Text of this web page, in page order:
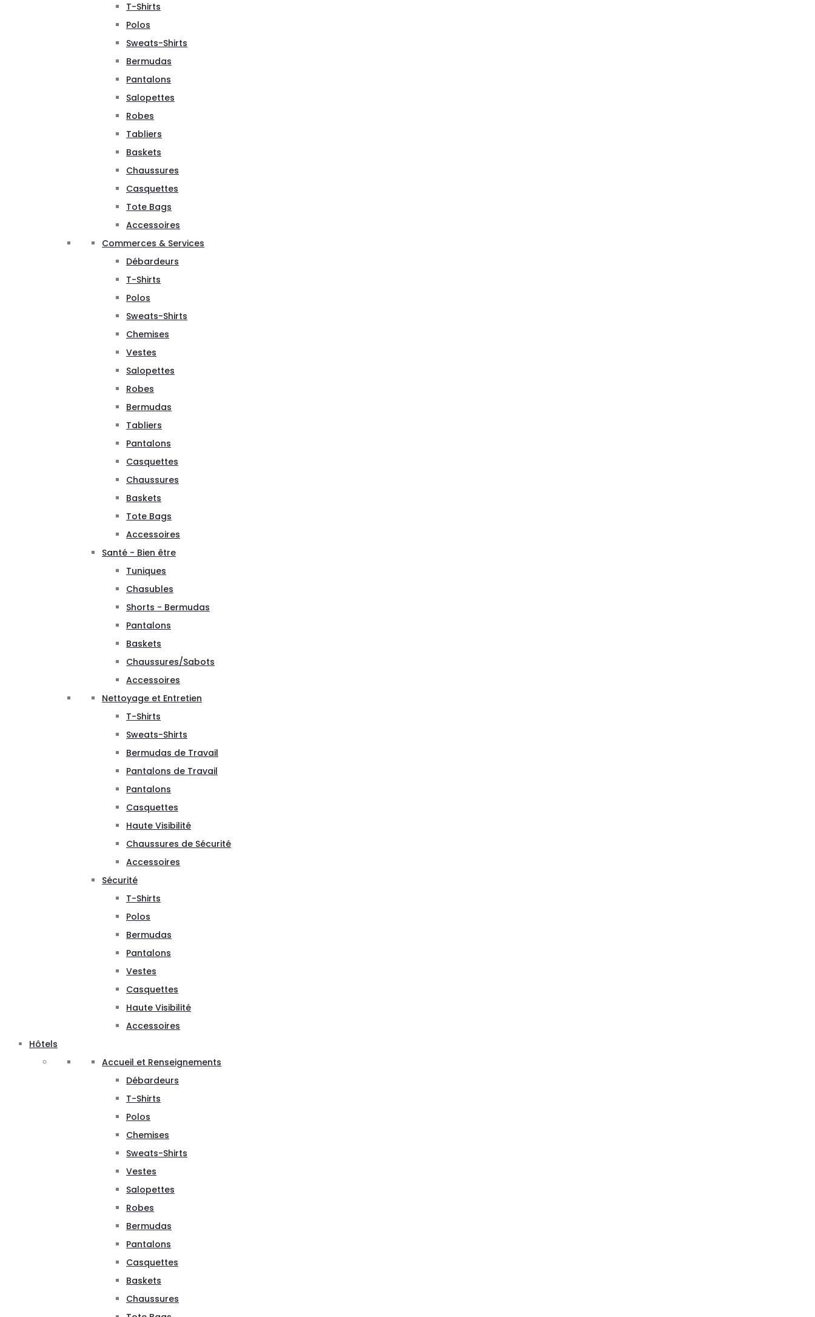
T-Shirts
Polos
Sweats-Shirts
Bermudas
Pantalons
Salopettes
Robes
Tabliers
Baskets
Chaussures
Casquettes
Tote Bags
Accessoires
Commerces & Services
Débardeurs
T-Shirts
Polos
Sweats-Shirts
Chemises
Vestes
Salopettes
Robes
Bermudas
Tabliers
Pantalons
Casquettes
Chaussures
Baskets
Tote Bags
Accessoires
Santé - Bien être
Tuniques
Chasubles
Shorts - Bermudas
Pantalons
Baskets
Chaussures/Sabots
Accessoires
Nettoyage et Entretien
T-Shirts
Sweats-Shirts
Bermudas de Travail
Pantalons de Travail
Pantalons
Casquettes
Haute Visibilité
Chaussures de Sécurité
Accessoires
Sécurité
T-Shirts
Polos
Bermudas
Pantalons
Vestes
Casquettes
Haute Visibilité
Accessoires
Hôtels
Accueil et Renseignements
Débardeurs
T-Shirts
Polos
Chemises
Sweats-Shirts
Vestes
Salopettes
Robes
Bermudas
Pantalons
Casquettes
Baskets
Chaussures